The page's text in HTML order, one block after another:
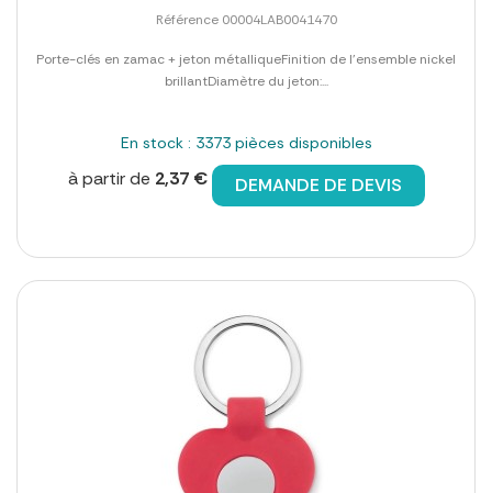
Référence 00004LAB0041470
Porte-clés en zamac + jeton métalliqueFinition de l'ensemble nickel
brillantDiamètre du jeton:...
En stock : 3373 pièces disponibles
à partir de 2,37 € DEMANDE DE DEVIS